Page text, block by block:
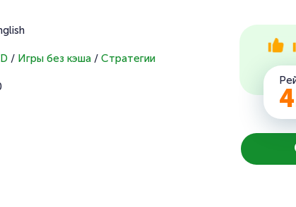
/ Игры без кэша / Стратегии